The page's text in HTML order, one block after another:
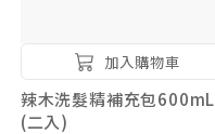
加入購物車
辣木洗髮精補充包600mL
(二入)